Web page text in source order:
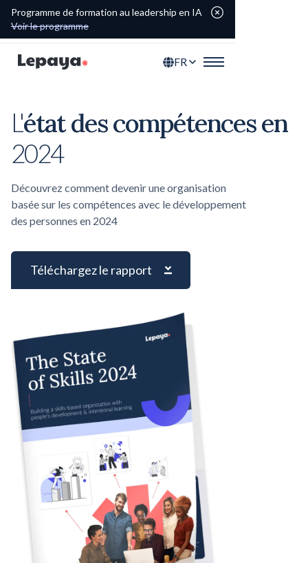
Programme de formation au leadership en IA
Voir le programme
FR
L'état des compétences en
2024
Découvrez comment devenir une organisation
basée sur les compétences avec le développement
des personnes en 2024
Téléchargez le rapport